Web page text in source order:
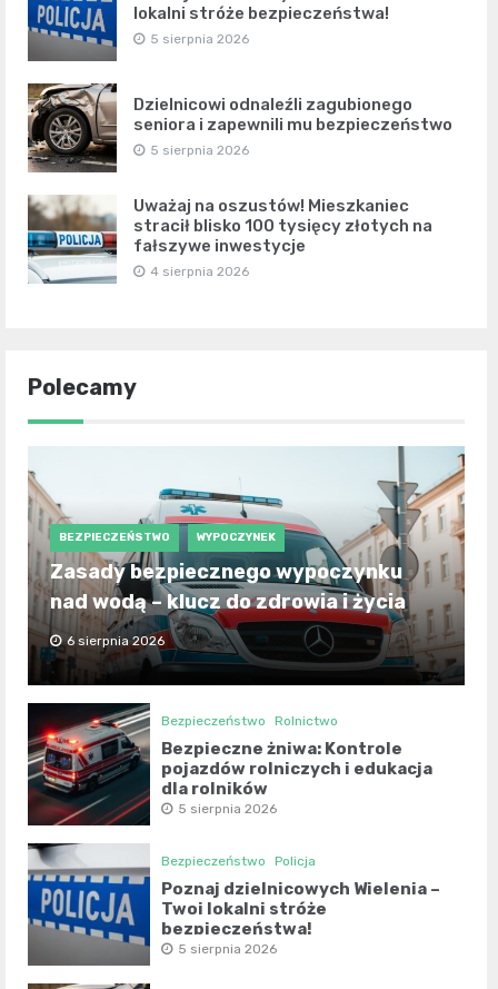
lokalni stróże bezpieczeństwa!
5 sierpnia 2026
Dzielnicowi odnaleźli zagubionego
seniora i zapewnili mu bezpieczeństwo
5 sierpnia 2026
Uważaj na oszustów! Mieszkaniec
stracił blisko 100 tysięcy złotych na
fałszywe inwestycje
4 sierpnia 2026
Polecamy
BEZPIECZEŃSTWO WYPOCZYNEK
Zasady bezpiecznego wypoczynku
nad wodą – klucz do zdrowia i życia
6 sierpnia 2026
Bezpieczeństwo Rolnictwo
Bezpieczne żniwa: Kontrole
pojazdów rolniczych i edukacja
dla rolników
5 sierpnia 2026
Bezpieczeństwo Policja
Poznaj dzielnicowych Wielenia –
Twoi lokalni stróże
bezpieczeństwa!
5 sierpnia 2026